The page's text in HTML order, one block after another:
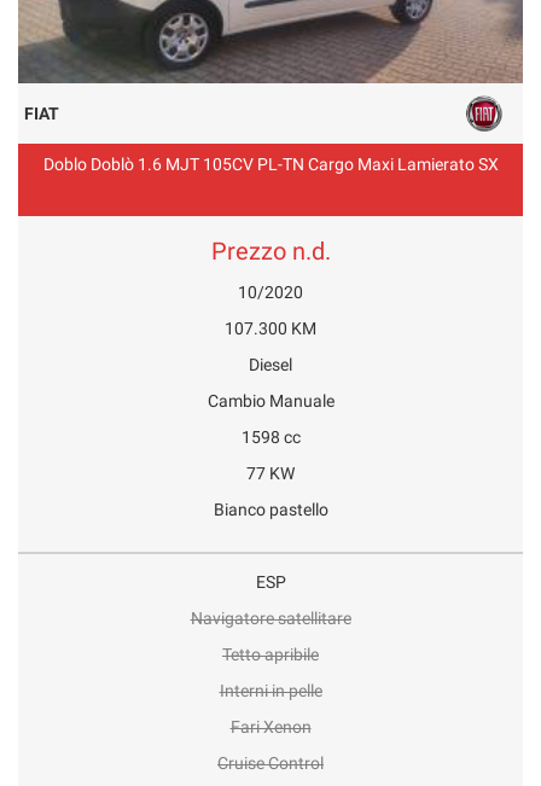
FIAT
Doblo Doblò 1.6 MJT 105CV PL-TN Cargo Maxi Lamierato SX
Prezzo n.d.
10/2020
107.300 KM
Diesel
Cambio Manuale
1598 cc
77 KW
Bianco pastello
ESP
Navigatore satellitare
Tetto apribile
Interni in pelle
Fari Xenon
Cruise Control